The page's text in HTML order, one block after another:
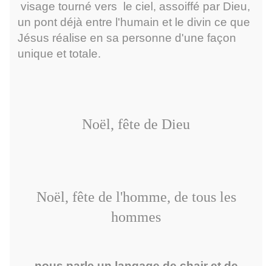
visage tourné vers le ciel, assoiffé par Dieu,
un pont déjà entre l'humain et le divin ce que
Jésus réalise en sa personne d'une façon
unique et totale.
Noël, fête de Dieu
Noël, fête de l'homme, de tous les
hommes